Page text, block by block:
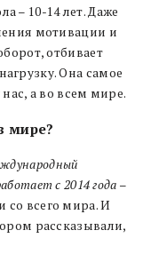
– 10-14 лет. Даже
мотивации и
отбивает
Она самое
а во всем мире.
мире?
с 2014 года –
со всего мира. И
рассказывали,